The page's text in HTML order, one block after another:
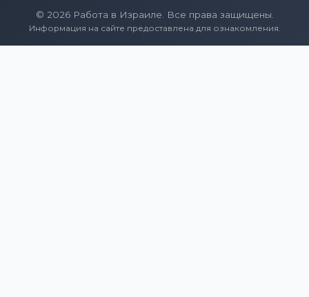
© 2026 Работа в Израиле. Все права защищены.
Информация на сайте предоставлена для ознакомления.